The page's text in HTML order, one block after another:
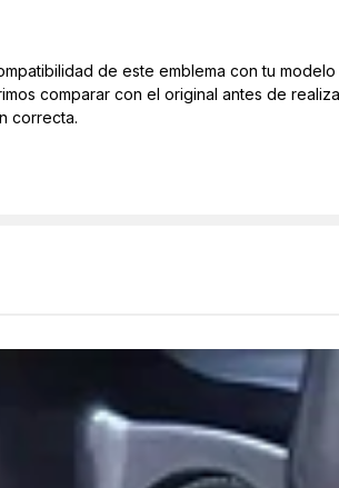
de este emblema con tu
comparar con el original antes de
correcta.